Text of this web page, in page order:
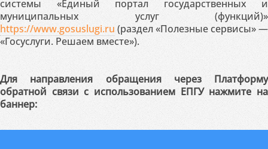
системы «Единый портал государственных и
муниципальных услуг (функций)»
https://www.gosuslugi.ru (раздел «Полезные сервисы» —
«Госуслуги. Решаем вместе»).
Для направления обращения через Платформу
обратной связи с использованием ЕПГУ нажмите на
баннер: